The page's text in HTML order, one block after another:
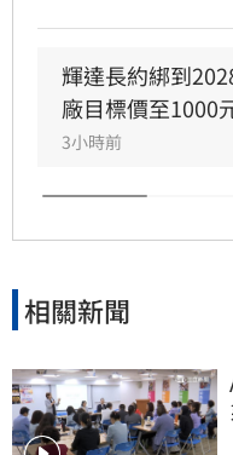
漲作收。外資研究
17位分析師一致看
2026年每股盈餘預
市場對研華後市展
浪潮下的競爭優勢持
輝達長約綁到
廠目標價至1000
3小時前
相關新聞